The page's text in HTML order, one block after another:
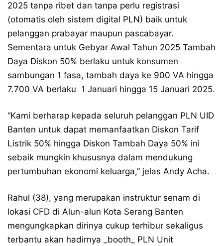
2025 tanpa ribet dan tanpa perlu registrasi
(otomatis oleh sistem digital PLN) baik untuk
pelanggan prabayar maupun pascabayar.
Sementara untuk Gebyar Awal Tahun 2025 Tambah
Daya Diskon 50% berlaku untuk konsumen
sambungan 1 fasa, tambah daya ke 900 VA hingga
7.700 VA berlaku 1 Januari hingga 15 Januari 2025.
“Kami berharap kepada seluruh pelanggan PLN UID
Banten untuk dapat memanfaatkan Diskon Tarif
Listrik 50% hingga Diskon Tambah Daya 50% ini
sebaik mungkin khususnya dalam mendukung
pertumbuhan ekonomi keluarga,” jelas Andy Acha.
Rahul (38), yang merupakan instruktur senam di
lokasi CFD di Alun-alun Kota Serang Banten
mengungkapkan dirinya cukup terhibur sekaligus
terbantu akan hadirnya _booth_ PLN Unit